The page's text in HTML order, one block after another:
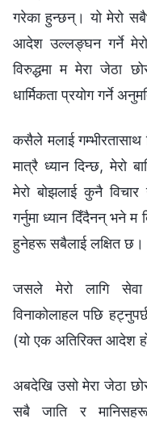
गरेका हुन्छन्। यो मेरो
आदेश उल्लङ्घन गर्ने
विरुद्धमा म मेरा जेठा
धार्मिकता प्रयोग गर्ने
कसैले मलाई गम्भीरतासाथ
मात्रै ध्यान दिन्छ, मेरो
मेरो बोझलाई कुनै
गर्नुमा ध्यान दिँदैनन् भने म
हुनेहरू सबैलाई लक्षित छ।
जसले मेरो लागि सेवा
विनाकोलाहल पछि
(यो एक अतिरिक्त आदेश
अबदेखि उसो मेरा जेठा
सबै जाति र